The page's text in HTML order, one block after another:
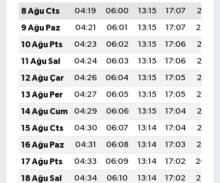
8 Ağu Cts
04:19 06:00 13:15 17:07
20:21
9 Ağu Paz
04:21 06:01 13:15 17:07
20:20
10 Ağu Pts
04:23 06:02 13:15 17:06
20:18
11 Ağu Sal
04:24 06:03 13:15 17:06
20:17
12 Ağu Çar
04:26 06:04 13:15 17:05
20:16
13 Ağu Per
04:27 06:05 13:15 17:05
20:14
14 Ağu Cum
04:29 06:06 13:15 17:04
20:13
15 Ağu Cts
04:30 06:07 13:14 17:04
20:12
16 Ağu Paz
04:31 06:08 13:14 17:03
20:10
17 Ağu Pts
04:33 06:09 13:14 17:02
20:09
18 Ağu Sal
04:34 06:10 13:14 17:02
20:07